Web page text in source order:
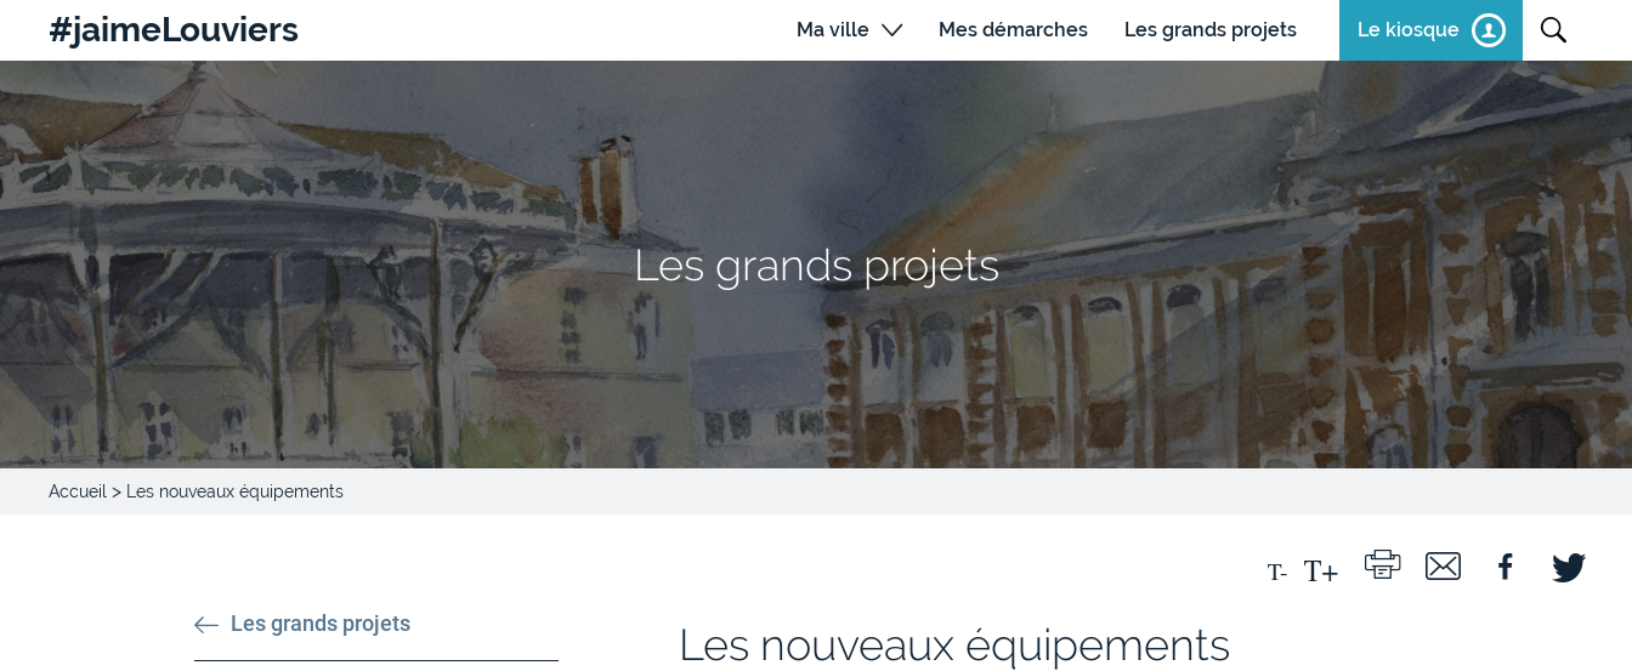
#jaimeLouviers Ma ville Mes démarches Les grands projets Le kiosque
Les grands projets
Accueil > Les nouveaux équipements
Les grands projets Les nouveaux équipements